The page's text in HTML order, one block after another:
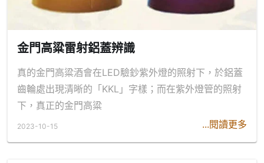
金門高粱雷射鋁蓋辨識
真的金門高粱酒會在LED驗鈔紫外燈的照射下，於鋁蓋
齒輪處出現清晰的「KKL」字樣；而在紫外燈管的照射
下，真正的金門高粱
...閱讀更多
2023-10-15